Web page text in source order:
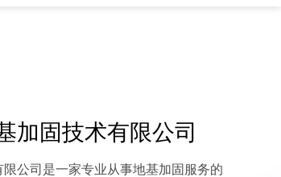
加固技术有限公司
公司是一家专业从事地基加固服务的